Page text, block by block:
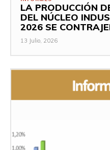
LA PRODUCCIÓN
DEL NÚCLEO
2026 SE
13 Julio, 2026